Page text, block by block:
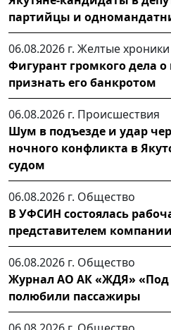
партийцы и
06.08.2026 г. Желтые хроники
Фигурант громкого дела
признать его банкротом
06.08.2026 г. Происшествия
Шум в подъезде и удар
ночного конфликта в
судом
06.08.2026 г. Общество
В УФСИН состоялась
представителем
06.08.2026 г. Общество
Журнал АО АК «ЖДЯ» «Под
полюбили пассажиры